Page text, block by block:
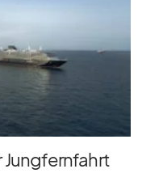
Jungfernfahrt